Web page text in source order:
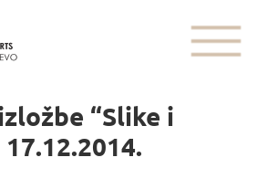
“Slike i